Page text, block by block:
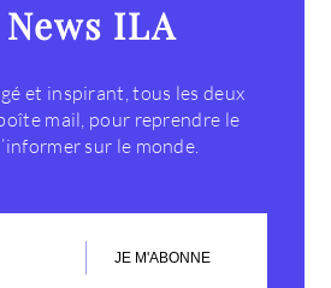
ILA
et inspirant, tous les deux
mail, pour reprendre le
sur le monde.
JE M'ABONNE